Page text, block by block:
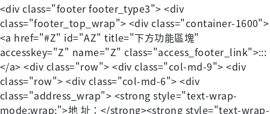
<div class="footer footer_type3"> <div
class="footer_top_wrap"> <div class="container-1600">
<a href="#Z" id="AZ" title="下方功能區塊"
accesskey="Z" name="Z" class="access_footer_link">:::
</a> <div class="row"> <div class="col-md-9"> <div
class="row"> <div class="col-md-6"> <div
class="address_wrap"> <strong style="text-wrap-
mode:wrap;">地 址：</strong><strong style="text-wrap-